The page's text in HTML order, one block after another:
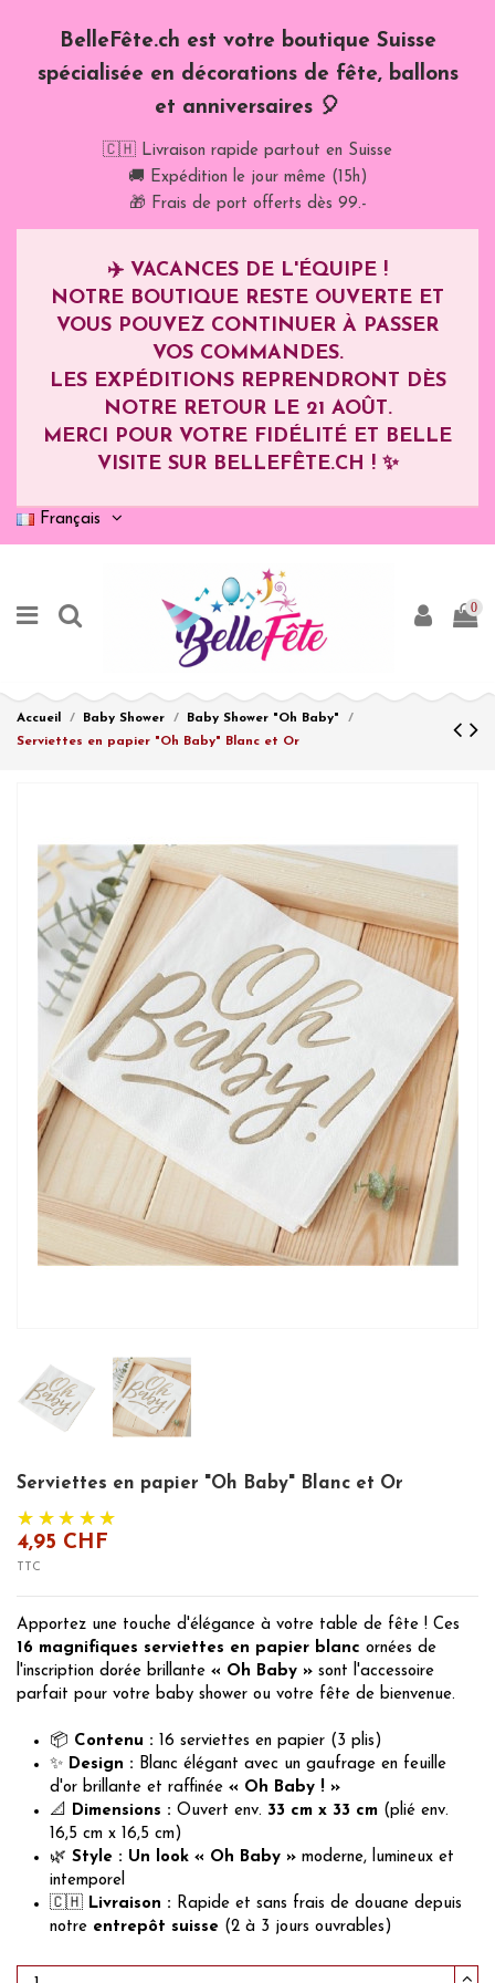
BelleFête.ch est votre boutique Suisse
spécialisée en décorations de fête, ballons
et anniversaires 🎈
🇨🇭 Livraison rapide partout en Suisse
🚚 Expédition le jour même (15h)
🎁 Frais de port offerts dès 99.-
✈️ VACANCES DE L'ÉQUIPE !
NOTRE BOUTIQUE RESTE OUVERTE ET
VOUS POUVEZ CONTINUER À PASSER
VOS COMMANDES.
LES EXPÉDITIONS REPRENDRONT DÈS
NOTRE RETOUR LE 21 AOÛT.
MERCI POUR VOTRE FIDÉLITÉ ET BELLE
VISITE SUR BELLEFÊTE.CH ! ✨
Français
0
Accueil Baby Shower
Baby Shower "Oh Baby"
Serviettes en papier "Oh Baby" Blanc et Or
Serviettes en papier "Oh Baby" Blanc et Or
4,95 CHF
TTC
Apportez une touche d'élégance à votre table de fête ! Ces
16 magnifiques serviettes en papier blanc ornées de
l'inscription dorée brillante « Oh Baby » sont l'accessoire
parfait pour votre baby shower ou votre fête de bienvenue.
📦 Contenu : 16 serviettes en papier (3 plis)
✨ Design : Blanc élégant avec un gaufrage en feuille
d'or brillante et raffinée « Oh Baby ! »
📐
Dimensions : Ouvert env. 33 cm x 33 cm (plié env.
16,5 cm x 16,5 cm)
🌿 Style : Un look « Oh Baby » moderne, lumineux et
intemporel
🇨🇭 Livraison : Rapide et sans frais de douane depuis
notre entrepôt suisse (2 à 3 jours ouvrables)